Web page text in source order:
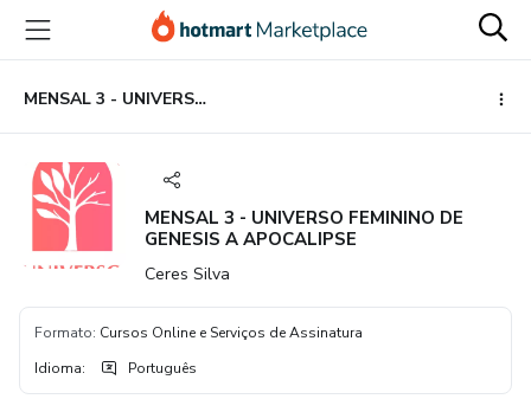
para
conteúdo
principal
para
pagamento
para
rodapé
MENSAL 3 - UNIVERSO FEMININO DE GENESIS A APOCALIPSE
MENSAL 3 - UNIVERSO FEMININO DE
GENESIS A APOCALIPSE
Ceres Silva
Formato: Cursos Online e Serviços de Assinatura
Idioma: Português